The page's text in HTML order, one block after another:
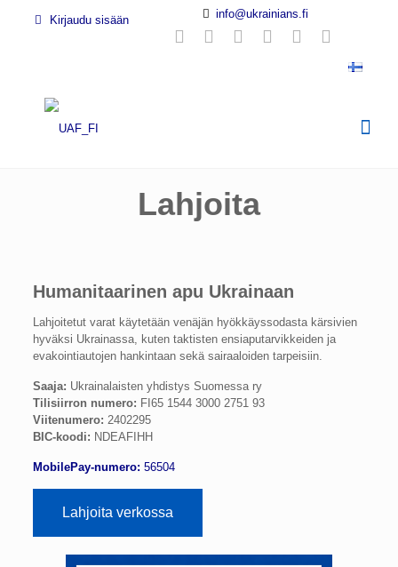
Kirjaudu sisään info@ukrainians.fi
Lahjoita
Humanitaarinen apu Ukrainaan
Lahjoitetut varat käytetään venäjän hyökkäyssodasta kärsivien
hyväksi Ukrainassa, kuten taktisten ensiaputarvikkeiden ja
evakointiautojen hankintaan sekä sairaaloiden tarpeisiin.
Saaja: Ukrainalaisten yhdistys Suomessa ry
Tilisiirron numero: FI65 1544 3000 2751 93
Viitenumero:2402295
BIC-koodi: NDEAFIHH
MobilePay-numero:56504
Lahjoita verkossa